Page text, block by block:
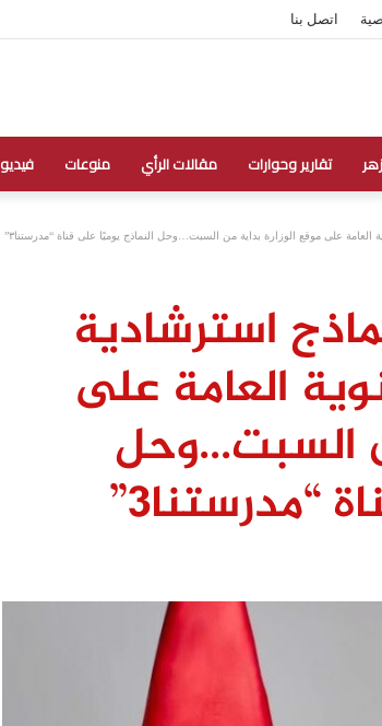
اتصل بنا
تقارير وحوارات مقالات الرأي منوعات فيديو
العامة على موقع الوزارة بداية من السبت…وحل النماذج يوميًا على قناة “مدرستنا٣”
استرشادية
العامة على
السبت…وحل
“مدرستنا٣”